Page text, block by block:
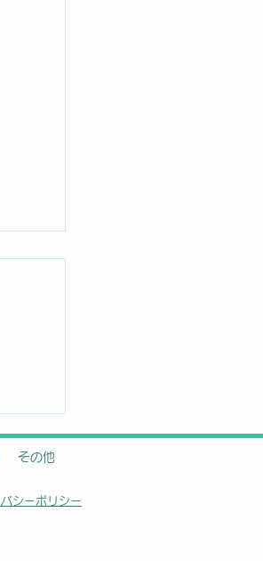
ネリ
その他
シーポリシー